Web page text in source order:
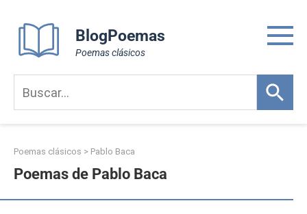
content
BlogPoemas
Poemas clásicos
Poemas clásicos > Pablo Baca
Poemas de Pablo Baca